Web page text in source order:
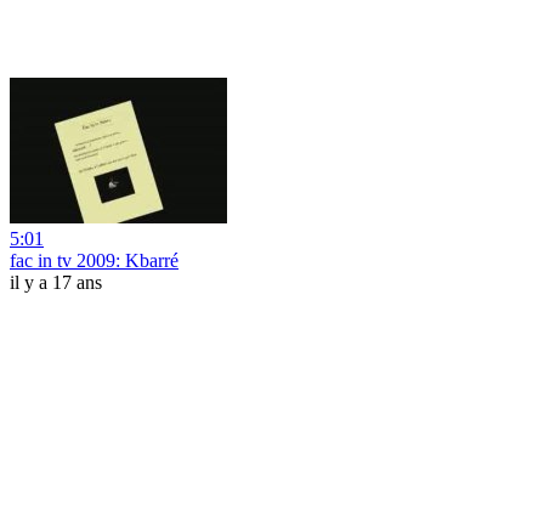
5:01
fac in tv 2009: Kbarré
il y a 17 ans